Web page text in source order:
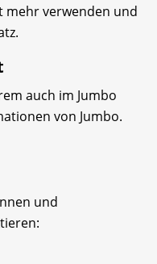
mehr verwenden und
auch im Jumbo
von Jumbo.
und